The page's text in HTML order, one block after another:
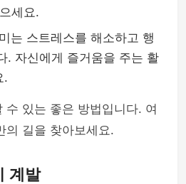
세요.
는 스트레스를 해소하고 행
. 자신에게 즐거움을 주는 활
.
수 있는 좋은 방법입니다. 여
의 길을 찾아보세요.
계발